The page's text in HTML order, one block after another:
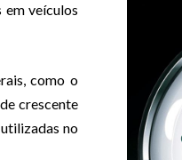
veículos
como o
crescente
no